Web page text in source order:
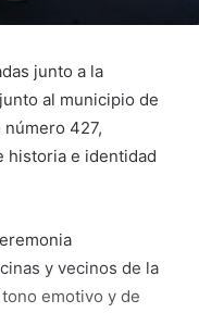
junto a la
al municipio de
427,
historia e identidad
y vecinos de la
emotivo y de